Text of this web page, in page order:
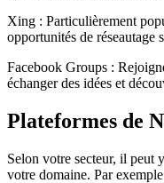
Xing : Particulièrement
opportunités de réseautage
Facebook Groups :
échanger des idées et
Plateformes de
Selon votre secteur, il peut
votre domaine. Par